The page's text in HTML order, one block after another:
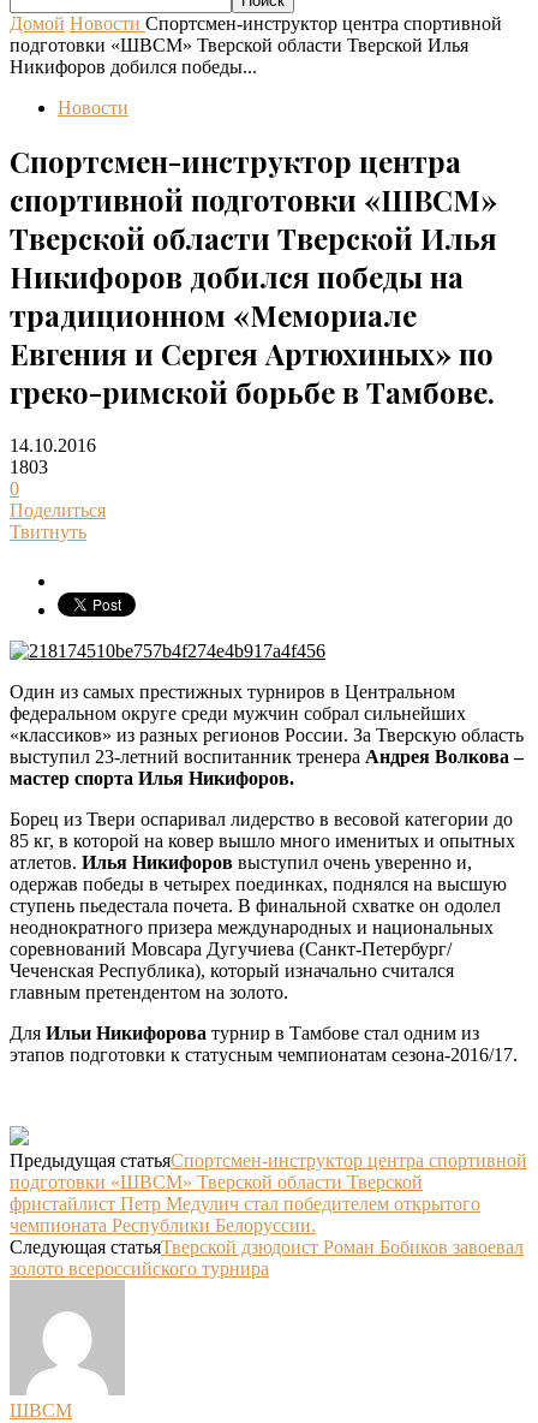
Домой Новости Спортсмен-инструктор центра спортивной
подготовки «ШВСМ» Тверской области Тверской Илья
Никифоров добился победы...
Новости
Спортсмен-инструктор центра
спортивной подготовки «ШВСМ»
Тверской области Тверской Илья
Никифоров добился победы на
традиционном «Мемориале
Евгения и Сергея Артюхиных» по
греко-римской борьбе в Тамбове.
14.10.2016
1803
0
Поделиться
Твитнуть
Один из самых престижных турниров в Центральном
федеральном округе среди мужчин собрал сильнейших
«классиков» из разных регионов России. За Тверскую область
выступил 23-летний воспитанник тренера Андрея Волкова –
мастер спорта Илья Никифоров.
Борец из Твери оспаривал лидерство в весовой категории до
85 кг, в которой на ковер вышло много именитых и опытных
атлетов. Илья Никифоров выступил очень уверенно и,
одержав победы в четырех поединках, поднялся на высшую
ступень пьедестала почета. В финальной схватке он одолел
неоднократного призера международных и национальных
соревнований Мовсара Дугучиева (Санкт-Петербург/
Чеченская Республика), который изначально считался
главным претендентом на золото.
Для Ильи Никифорова турнир в Тамбове стал одним из
этапов подготовки к статусным чемпионатам сезона-2016/17.
Предыдущая статьяСпортсмен-инструктор центра спортивной
подготовки «ШВСМ» Тверской области Тверской
фристайлист Петр Медулич стал победителем открытого
чемпионата Республики Белоруссии.
Следующая статьяТверской дзюдоист Роман Бобиков завоевал
золото всероссийского турнира
ШВСМ